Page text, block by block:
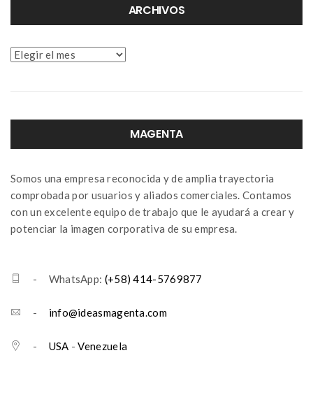
ARCHIVOS
Archivos
MAGENTA
Somos una empresa reconocida y de amplia trayectoria
comprobada por usuarios y aliados comerciales. Contamos
con un excelente equipo de trabajo que le ayudará a crear y
potenciar la imagen corporativa de su empresa.
- WhatsApp: (+58) 414-5769877
- info@ideasmagenta.com
- USA -Venezuela